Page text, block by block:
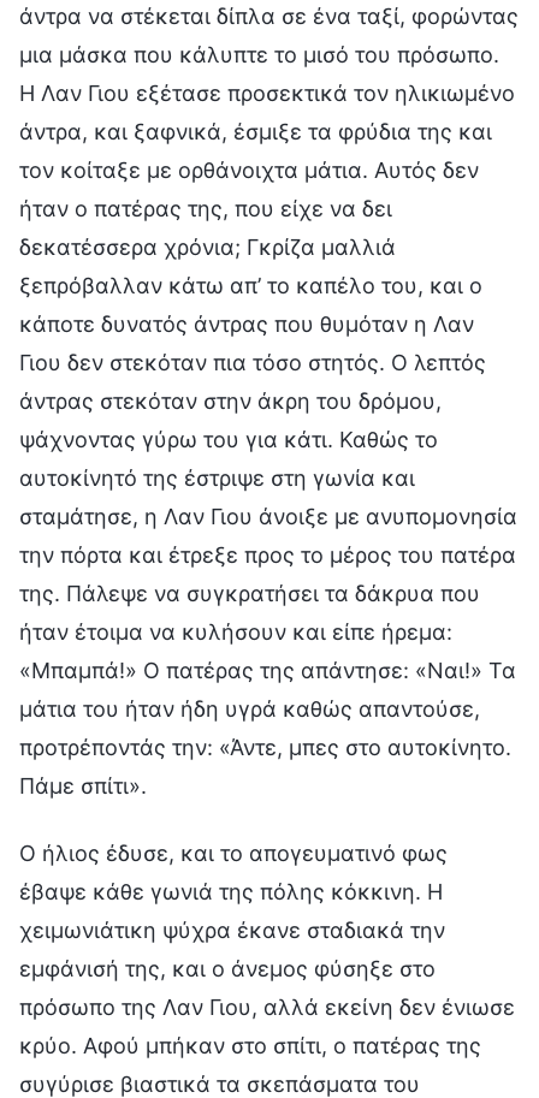
άντρα να στέκεται δίπλα σε ένα ταξί, φορώντας
μια μάσκα που κάλυπτε το μισό του πρόσωπο.
Η Λαν Γιου εξέτασε προσεκτικά τον ηλικιωμένο
άντρα, και ξαφνικά, έσμιξε τα φρύδια της και
τον κοίταξε με ορθάνοιχτα μάτια. Αυτός δεν
ήταν ο πατέρας της, που είχε να δει
δεκατέσσερα χρόνια; Γκρίζα μαλλιά
ξεπρόβαλλαν κάτω απ’ το καπέλο του, και ο
κάποτε δυνατός άντρας που θυμόταν η Λαν
Γιου δεν στεκόταν πια τόσο στητός. Ο λεπτός
άντρας στεκόταν στην άκρη του δρόμου,
ψάχνοντας γύρω του για κάτι. Καθώς το
αυτοκίνητό της έστριψε στη γωνία και
σταμάτησε, η Λαν Γιου άνοιξε με ανυπομονησία
την πόρτα και έτρεξε προς το μέρος του πατέρα
της. Πάλεψε να συγκρατήσει τα δάκρυα που
ήταν έτοιμα να κυλήσουν και είπε ήρεμα:
«Μπαμπά!» Ο πατέρας της απάντησε: «Ναι!» Τα
μάτια του ήταν ήδη υγρά καθώς απαντούσε,
προτρέποντάς την: «Άντε, μπες στο αυτοκίνητο.
Πάμε σπίτι».
Ο ήλιος έδυσε, και το απογευματινό φως
έβαψε κάθε γωνιά της πόλης κόκκινη. Η
χειμωνιάτικη ψύχρα έκανε σταδιακά την
εμφάνισή της, και ο άνεμος φύσηξε στο
πρόσωπο της Λαν Γιου, αλλά εκείνη δεν ένιωσε
κρύο. Αφού μπήκαν στο σπίτι, ο πατέρας της
συγύρισε βιαστικά τα σκεπάσματα του